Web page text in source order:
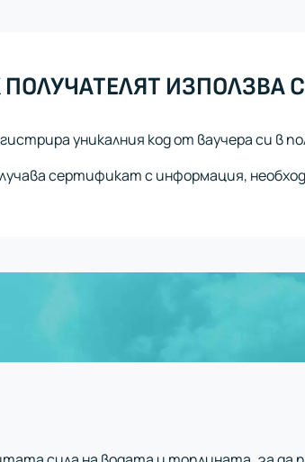
ПОЛУЧАТЕЛЯТ ИЗПОЛЗВА
уникалния код от ваучера си в
сертификат с информация,